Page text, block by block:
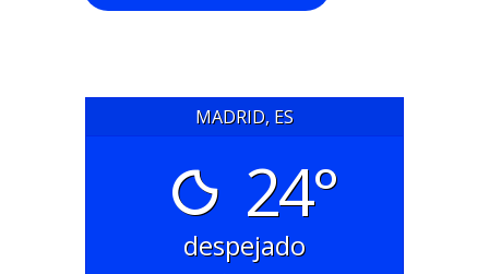
MADRID, ES
24°
despejado